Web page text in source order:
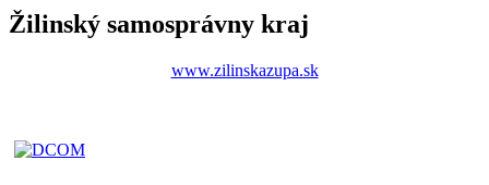
Žilinský samosprávny kraj
www.zilinskazupa.sk